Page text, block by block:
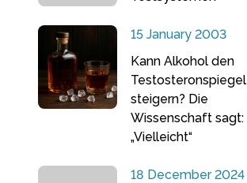
15 January 2003
Kann Alkohol den
Testosteronspiegel
steigern? Die
Wissenschaft sagt:
„Vielleicht“
18 December 2024